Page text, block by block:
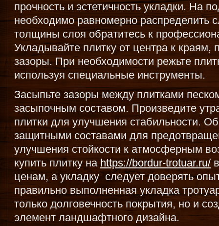
прочность и эстетичность укладки. На
необходимо равномерно распределить
толщины слоя обратитесь к
Укладывайте плитку от центра к
зазоры. При необходимости режьте
используя специальные инструменты.
Засыпьте зазоры между плитками
засыпочным составом. Произведите
плитки для улучшения стабильности.
защитными составами для
улучшения стойкости к атмосферным
купить плитку наhttps://bordur-trotuar.ru/
ценам, а укладку следует доверять
правильно выполненная укладка
только долговечность покрытия, но и
элемент ландшафтного дизайна.